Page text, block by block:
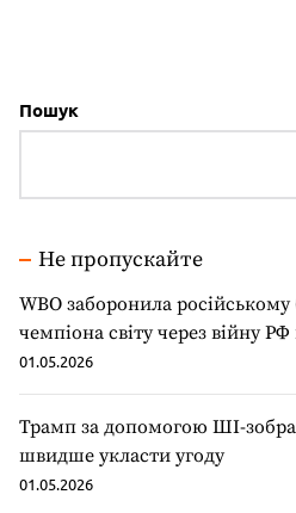
Пошук
Не пропускайте
WBO заборонила
чемпіона світу через війну
01.05.2026
Трамп за допомогою ШІ-
швидше укласти угоду
01.05.2026